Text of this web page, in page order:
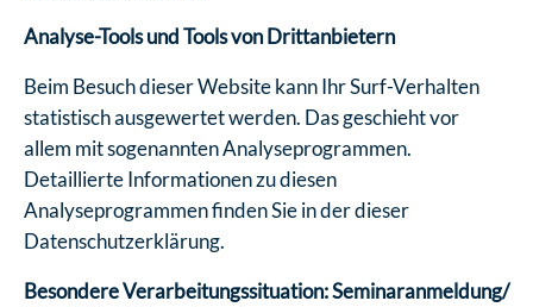
Analyse-Tools und Tools von Dritt­anbietern
Beim Besuch dieser Website kann Ihr Surf-Verhalten
statistisch ausgewertet werden. Das geschieht vor
allem mit sogenannten Analyseprogrammen.
Detaillierte Informationen zu diesen
Analyseprogrammen finden Sie in der dieser
Datenschutzerklärung.
Besondere Verarbeitungssituation: Seminaranmeldung/